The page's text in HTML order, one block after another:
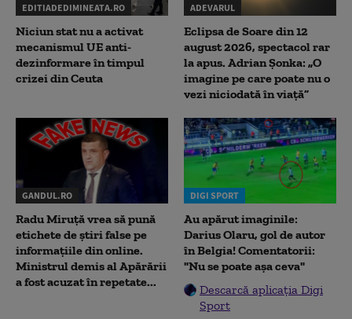
EDITIADEDIMINEATA.RO
Niciun stat nu a activat
mecanismul UE anti-
dezinformare în timpul
crizei din Ceuta
ADEVARUL
Eclipsa de Soare din 12
august 2026, spectacol rar
la apus. Adrian Șonka: „O
imagine pe care poate nu o
vezi niciodată în viață”
GANDUL.RO
Radu Miruţă vrea să pună
etichete de știri false pe
informațiile din online.
Ministrul demis al Apărării
a fost acuzat în repetate...
DIGI SPORT
Au apărut imaginile:
Darius Olaru, gol de autor
în Belgia! Comentatorii:
"Nu se poate așa ceva"
Descarcă aplicația Digi
Sport